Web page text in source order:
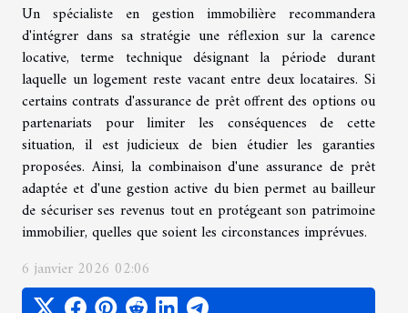
Un spécialiste en gestion immobilière recommandera
d'intégrer dans sa stratégie une réflexion sur la carence
locative, terme technique désignant la période durant
laquelle un logement reste vacant entre deux locataires. Si
certains contrats d'assurance de prêt offrent des options ou
partenariats pour limiter les conséquences de cette
situation, il est judicieux de bien étudier les garanties
proposées. Ainsi, la combinaison d'une assurance de prêt
adaptée et d'une gestion active du bien permet au bailleur
de sécuriser ses revenus tout en protégeant son patrimoine
immobilier, quelles que soient les circonstances imprévues.
6 janvier 2026 02:06